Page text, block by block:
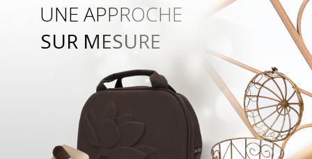
SUR MESURE
UNE APPROCHE